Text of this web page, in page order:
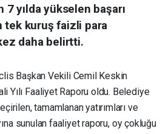
yılda yükselen başarı
tek kuruş faizli para
daha belirtti.
Başkan Vekili Cemil Keskin
Yılı Faaliyet Raporu oldu. Belediye
tamamlanan yatırımları ve
sunulan faaliyet raporu, oy çokluğu